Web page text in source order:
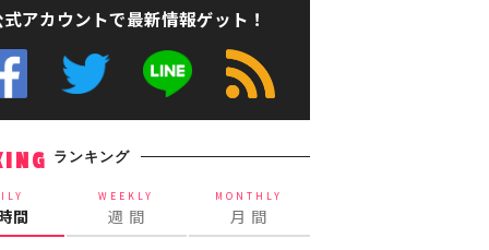
アカウントで最新情報ゲット！
ランキング
間
WEEKLY
週 間
MONTHLY
月 間